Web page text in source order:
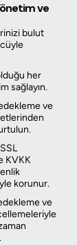
ve
bulut
her
sağlayın.
ve
KVKK
korunur.
ve